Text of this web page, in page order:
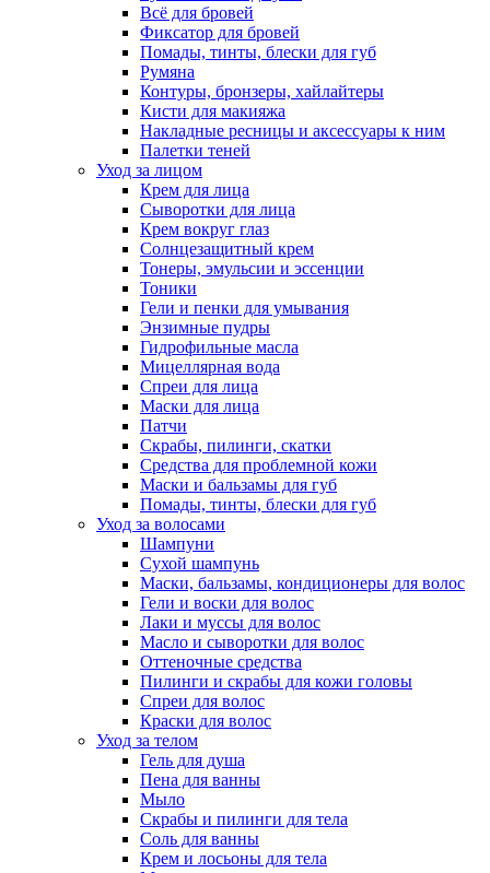
Всё для бровей
Фиксатор для бровей
Помады, тинты, блески для губ
Румяна
Контуры, бронзеры, хайлайтеры
Кисти для макияжа
Накладные ресницы и аксессуары к ним
Палетки теней
Уход за лицом
Крем для лица
Сыворотки для лица
Крем вокруг глаз
Солнцезащитный крем
Тонеры, эмульсии и эссенции
Тоники
Гели и пенки для умывания
Энзимные пудры
Гидрофильные масла
Мицеллярная вода
Спреи для лица
Маски для лица
Патчи
Скрабы, пилинги, скатки
Средства для проблемной кожи
Маски и бальзамы для губ
Помады, тинты, блески для губ
Уход за волосами
Шампуни
Сухой шампунь
Маски, бальзамы, кондиционеры для волос
Гели и воски для волос
Лаки и муссы для волос
Масло и сыворотки для волос
Оттеночные средства
Пилинги и скрабы для кожи головы
Спреи для волос
Краски для волос
Уход за телом
Гель для душа
Пена для ванны
Мыло
Скрабы и пилинги для тела
Соль для ванны
Крем и лосьоны для тела